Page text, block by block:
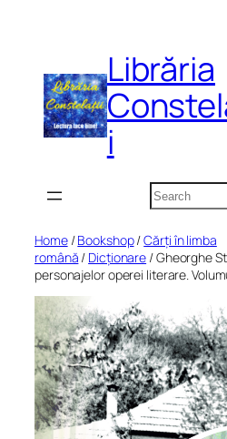
Librăria
i
Search
Home/Bookshop/Cărți în limba
română / Dicționare / Gheorghe
personajelor operei literare.